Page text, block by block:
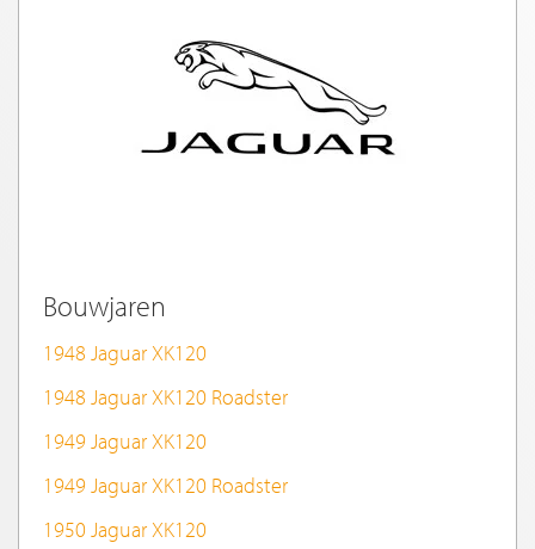
Bouwjaren
1948 Jaguar XK120
1948 Jaguar XK120 Roadster
1949 Jaguar XK120
1949 Jaguar XK120 Roadster
1950 Jaguar XK120